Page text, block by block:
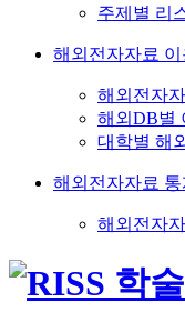
주제별 리
해외전자자료 이
해외전자
해외DB별
대학별 해
해외전자자료 통
해외전자